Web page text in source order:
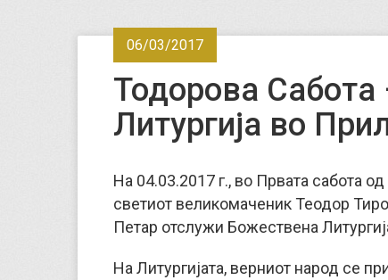
06/03/2017
Тодорова Сабота
Литургија во
На 04.03.2017 г., во Првата сабота
светиот великомаченик Теодор
Петар отслужи Божествена
На Литургијата, верниот народ се